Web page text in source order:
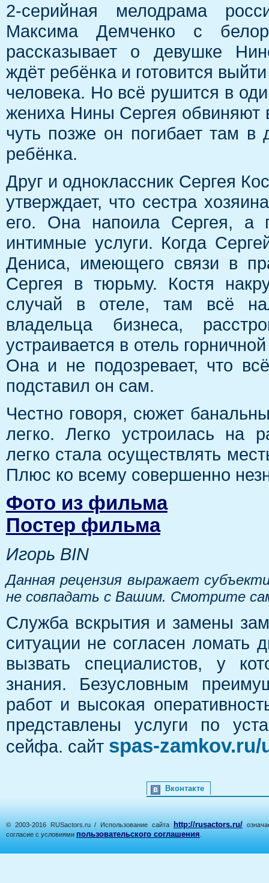
2-серийная мелодрама
Максима Демченко с
рассказывает о девушке
ждёт ребёнка и готовится
человека. Но всё рушится в
жениха Нины Сергея обвиняют
чуть позже он погибает там
ребёнка.
Друг и одноклассник Сергея
утверждает, что сестра
его. Она напоила Сергея, а
интимные услуги. Когда
Дениса, имеющего связи в
Сергея в тюрьму. Костя
случай в отеле, там всё
владельца бизнеса,
устраивается в отель
Она и не подозревает, что
подставил он сам.
Честно говоря, сюжет
легко. Легко устроилась на
легко стала осуществлять
Плюс ко всему совершенно
Фото из фильма
Постер фильма
Игорь BIN
Данная рецензия выражает
не совпадать с Вашим. Смотрите
Служба вскрытия и замены
ситуации не согласен ломать
вызвать специалистов, у
знания. Безусловным
работ и высокая
представлены услуги по
сейфа. сайт spas-
Вконтакте
© 2003-2016 RUSactors.ru / Использование сайта http://rusactors.ru/
согласие с условиями пользовательского соглашения